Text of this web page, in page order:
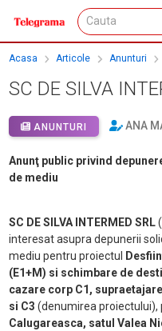
Acasa Articole Anunturi
SC DE SILVA
ANUNTURI ANA
Anunţ public privind
de mediu
SC DE SILVA INTERMED SRL
interesat asupra depunerii
mediu pentru proiectul
(E1+M) si schimbare de
cazare corp C1,
si C3 (denumirea proiectului),
Calugareasca, satul Valea